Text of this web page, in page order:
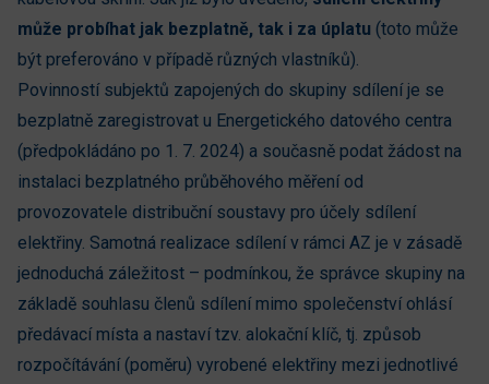
může probíhat jak bezplatně, tak i za úplatu (toto může
být preferováno v případě různých vlastníků).
Povinností subjektů zapojených do skupiny sdílení je se
bezplatně zaregistrovat u Energetického datového centra
(předpokládáno po 1. 7. 2024) a současně podat žádost na
instalaci bezplatného průběhového měření od
provozovatele distribuční soustavy pro účely sdílení
elektřiny. Samotná realizace sdílení v rámci AZ je v zásadě
jednoduchá záležitost – podmínkou, že správce skupiny na
základě souhlasu členů sdílení mimo společenství ohlásí
předávací místa a nastaví tzv. alokační klíč, tj. způsob
rozpočítávání (poměru) vyrobené elektřiny mezi jednotlivé